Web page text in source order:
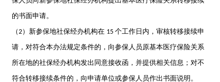
的书面申请。
（2）新参保地社保经办机构在 15 个工作日内，审核转移接续申
请，对符合本办法规定条件的，向参保人员原基本医疗保险关系
所在地的社保经办机构发出同意接收函，并提供相关信息；对不
符合转移接续条件的，向申请单位或参保人员作出书面说明。